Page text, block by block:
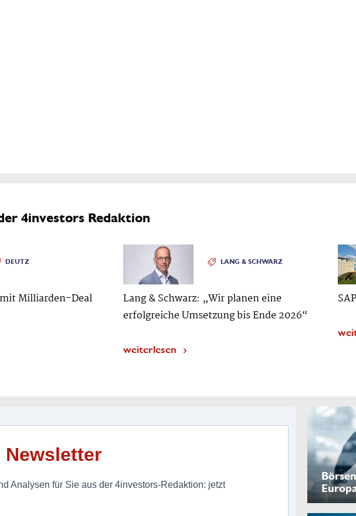
4investors Redaktion
DEUTZ
Milliarden-Deal
LANG & SCHWARZ
Lang & Schwarz: „Wir planen eine
erfolgreiche Umsetzung bis Ende 2026“
weiterlesen
Analysen für Sie aus der 4investors-Redaktion: jetzt